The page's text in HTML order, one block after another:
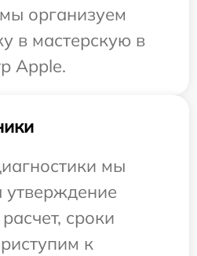
организуем
в мастерскую в
Apple.
мы
утверждение
сроки
к